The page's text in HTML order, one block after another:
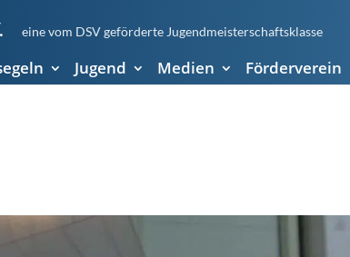
eine vom DSV geförderte Jugendmeisterschaftsklasse
Jugend Medien Förderverein